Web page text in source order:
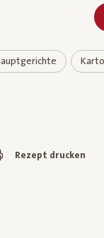
Rezept drucken